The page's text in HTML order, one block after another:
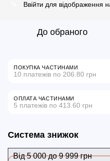
Ввійти для відображення
До обраного
ПОКУПКА ЧАСТИНАМИ
10 платежів по 206.80 грн
ОПЛАТА ЧАСТИНАМИ
5 платежів по 413.60 грн
Система знижок
Від 5 000 до 9 999 грн